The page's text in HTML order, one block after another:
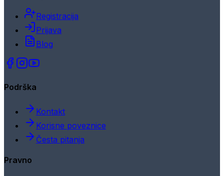
Registracija
Prijava
Blog
Podrška
Kontakt
Korisne poveznice
Česta pitanja
Pravno